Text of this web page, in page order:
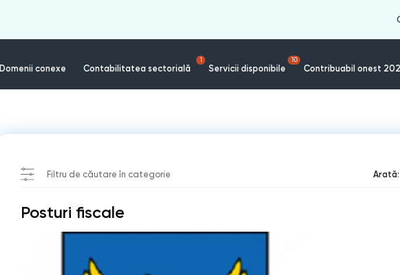
Domenii conexe Contabilitatea sectorială
1
Servicii disponibile
10
Contribuabil onest
Filtru de căutare în categorie Arată:
Posturi fiscale